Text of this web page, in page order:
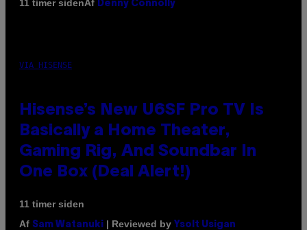
11 timer sidenAf Denny Connolly
VIA HISENSE
Hisense’s New U6SF Pro TV Is
Basically a Home Theater,
Gaming Rig, And Soundbar In
One Box (Deal Alert!)
11 timer siden
Af Sam Watanuki | Reviewed by Ysolt Usigan